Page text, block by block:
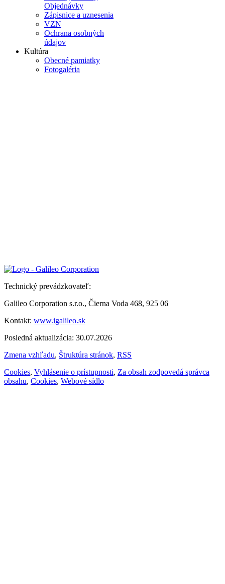
Objednávky
Zápisnice a uznesenia
VZN
Ochrana osobných
údajov
Kultúra
Obecné pamiatky
Fotogaléria
Technický prevádzkovateľ:
Galileo Corporation s.r.o., Čierna Voda 468, 925 06
Kontakt: www.igalileo.sk
Posledná aktualizácia: 30.07.2026
Zmena vzhľadu, Štruktúra stránok, RSS
Cookies, Vyhlásenie o prístupnosti, Za obsah zodpovedá správca
obsahu, Cookies, Webové sídlo